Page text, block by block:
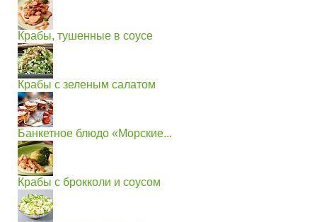
Крабы, тушенные в соусе
Крабы с зеленым салатом
Банкетное блюдо «Морские...
Крабы с брокколи и соусом